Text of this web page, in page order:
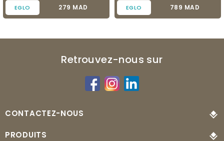
EGLO Prix
279 MAD EGLO Prix
789 MAD
Retrouvez-nous sur
CONTACTEZ-NOUS
PRODUITS